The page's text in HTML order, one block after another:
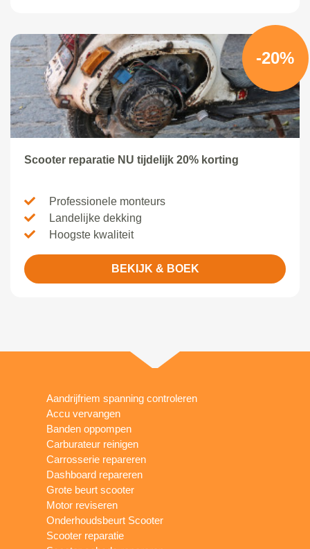
-20%
Scooter reparatie NU tijdelijk 20% korting
Professionele monteurs
Landelijke dekking
Hoogste kwaliteit
BEKIJK & BOEK
Aandrijfriem spanning controleren
Accu vervangen
Banden oppompen
Carburateur reinigen
Carrosserie repareren
Dashboard repareren
Grote beurt scooter
Motor reviseren
Onderhoudsbeurt Scooter
Scooter reparatie